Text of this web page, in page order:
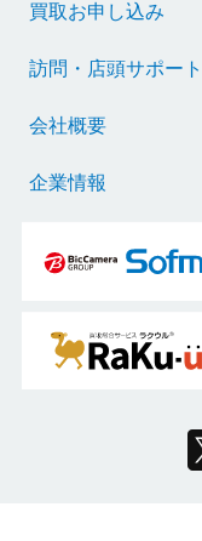
買取お申し込み
訪問・店頭サポート
会社概要
企業情報